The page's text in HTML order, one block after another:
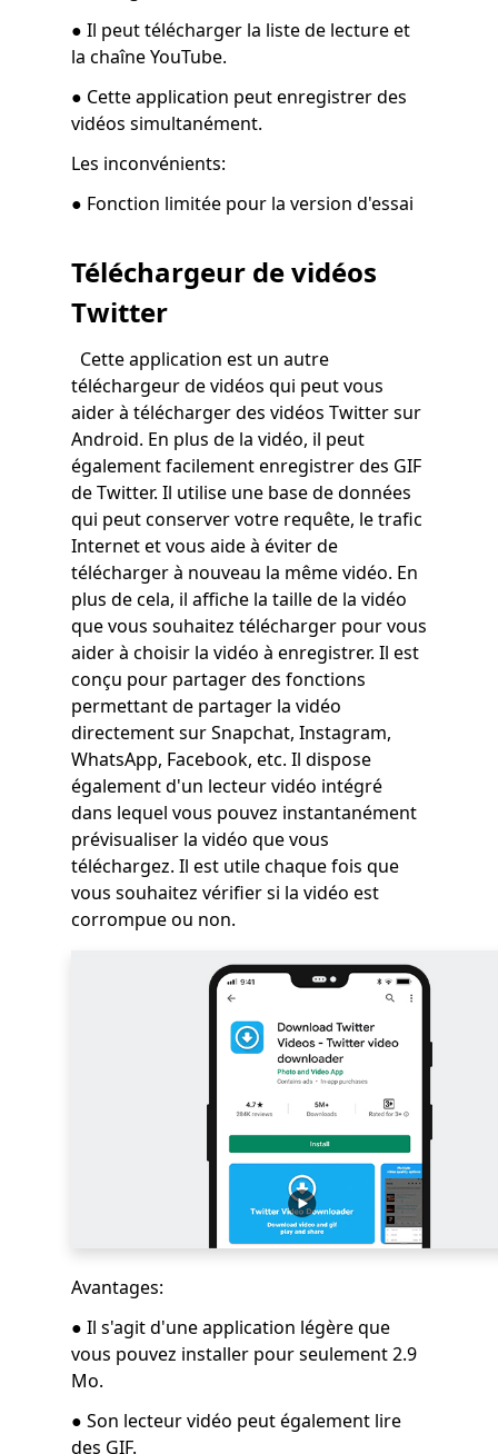
● Il peut télécharger la liste de lecture et
la chaîne YouTube.
● Cette application peut enregistrer des
vidéos simultanément.
Les inconvénients:
● Fonction limitée pour la version d'essai
Téléchargeur de vidéos
Twitter
Cette application est un autre
téléchargeur de vidéos qui peut vous
aider à télécharger des vidéos Twitter sur
Android. En plus de la vidéo, il peut
également facilement enregistrer des GIF
de Twitter. Il utilise une base de données
qui peut conserver votre requête, le trafic
Internet et vous aide à éviter de
télécharger à nouveau la même vidéo. En
plus de cela, il affiche la taille de la vidéo
que vous souhaitez télécharger pour vous
aider à choisir la vidéo à enregistrer. Il est
conçu pour partager des fonctions
permettant de partager la vidéo
directement sur Snapchat, Instagram,
WhatsApp, Facebook, etc. Il dispose
également d'un lecteur vidéo intégré
dans lequel vous pouvez instantanément
prévisualiser la vidéo que vous
téléchargez. Il est utile chaque fois que
vous souhaitez vérifier si la vidéo est
corrompue ou non.
Avantages:
● Il s'agit d'une application légère que
vous pouvez installer pour seulement 2.9
Mo.
● Son lecteur vidéo peut également lire
des GIF.